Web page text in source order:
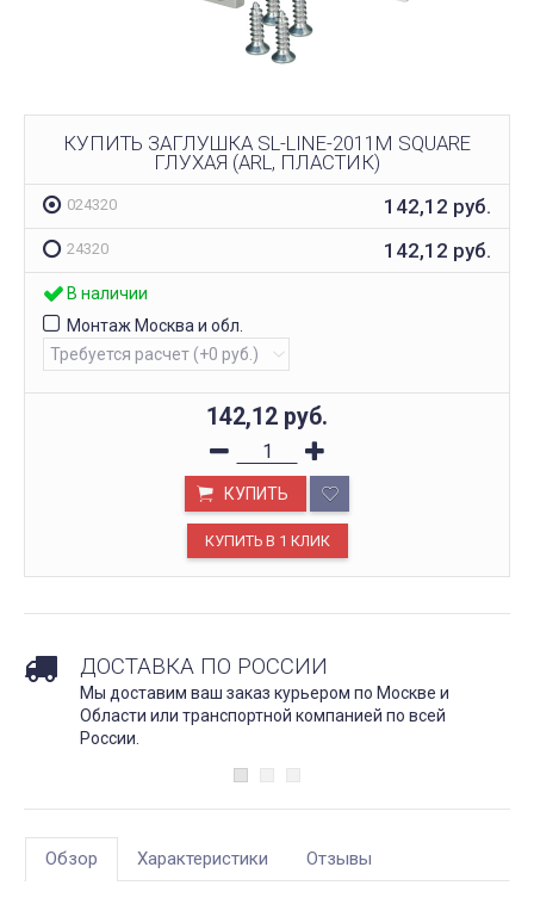
КУПИТЬ ЗАГЛУШКА SL-LINE-2011M SQUARE
ГЛУХАЯ (ARL, ПЛАСТИК)
024320 142,12 руб.
24320 142,12 руб.
В наличии
Монтаж Москва и обл.
142,12 руб.
КУПИТЬ
ДОСТАВКА ПО РОССИИ
Мы доставим ваш заказ курьером по Москве и
Области или транспортной компанией по всей
России.
Обзор Характеристики Отзывы